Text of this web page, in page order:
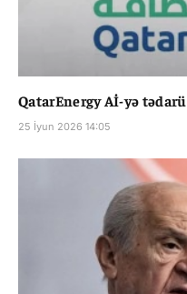
QatarEnergy Aİ-yə
25 İyun 2026 14:05